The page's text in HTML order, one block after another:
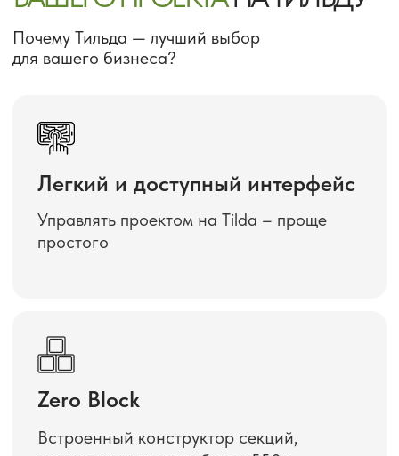
Аналитика и CRM
так же уже имметься более 550+
готовых блоков
Техническая поддержка
техническая поддержка